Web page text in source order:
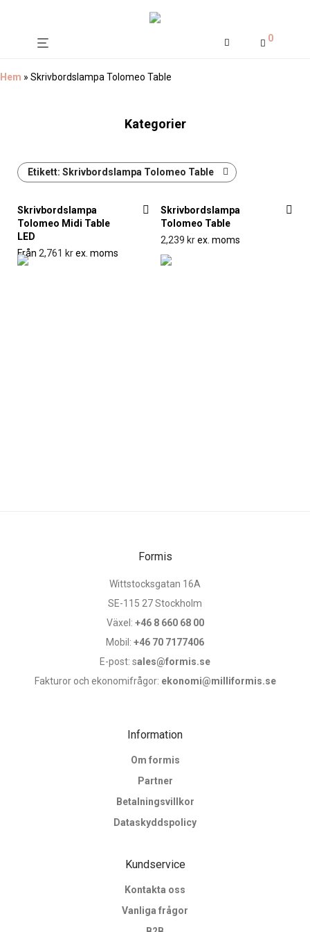
0
Hem » Skrivbordslampa Tolomeo Table
Kategorier
Etikett: Skrivbordslampa Tolomeo Table
Skrivbordslampa
Tolomeo Midi Table
LED
Från 2,761 krex. moms
Skrivbordslampa
Tolomeo Table
2,239 krex. moms
Formis
Wittstocksgatan 16A
SE-115 27 Stockholm
Växel: +46 8 660 68 00
Mobil: +46 70 7177406
E-post: sales@formis.se
Fakturor och ekonomifrågor: ekonomi@milliformis.se
Information
Om formis
Partner
Betalningsvillkor
Dataskyddspolicy
Kundservice
Kontakta oss
Vanliga frågor